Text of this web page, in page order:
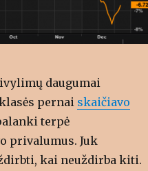
daugumai
pernai skaičiavo
terpė
privalumus. Juk
kai neuždirba kiti.